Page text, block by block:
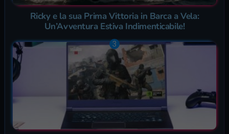
Ricky e la sua Prima Vittoria in Barca a Vela:
Un’Avventura Estiva Indimenticabile!